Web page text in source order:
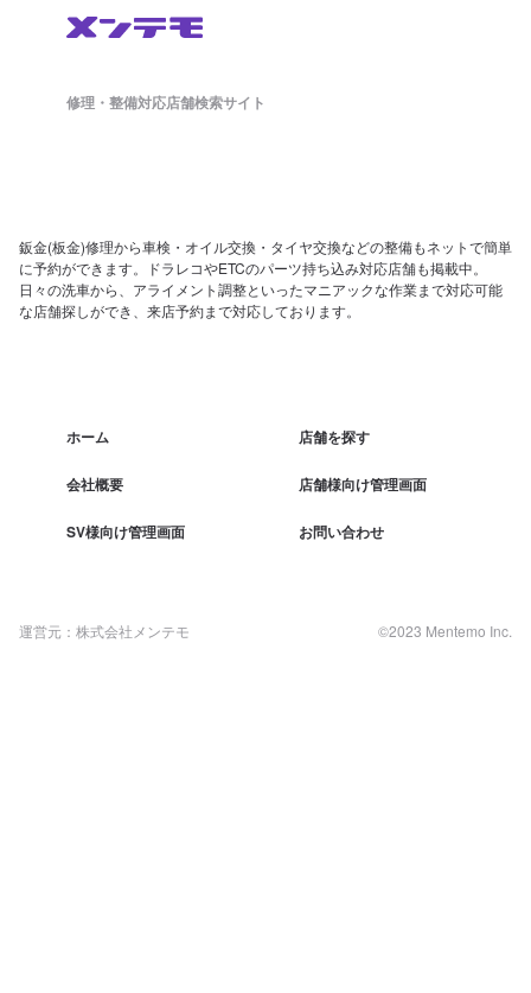
修理・整備対応店舗検索サイト
鈑金(板金)修理から車検・オイル交換・タイヤ交換などの整備もネットで簡単
に予約ができます。ドラレコやETCのパーツ持ち込み対応店舗も掲載中。
日々の洗車から、アライメント調整といったマニアックな作業まで対応可能
な店舗探しができ、来店予約まで対応しております。
ホーム 店舗を探す
会社概要 店舗様向け管理画面
SV様向け管理画面 お問い合わせ
運営元：株式会社メンテモ ©2023 Mentemo Inc.